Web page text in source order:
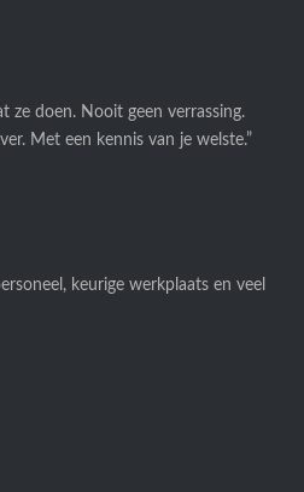
ze doen. Nooit geen verrassing.
Met een kennis van je welste.”
keurige werkplaats en veel